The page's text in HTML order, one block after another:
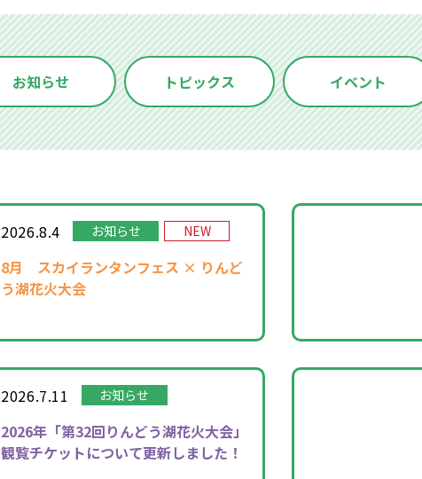
お知らせ トピックス イベント
2026.8.4 お知らせ NEW
8月 スカイランタンフェス × りんど
う湖花火大会
2026.7.11 お知らせ
2026年 「第32回りんどう湖花火大会」
観覧チケットについて更新しました！